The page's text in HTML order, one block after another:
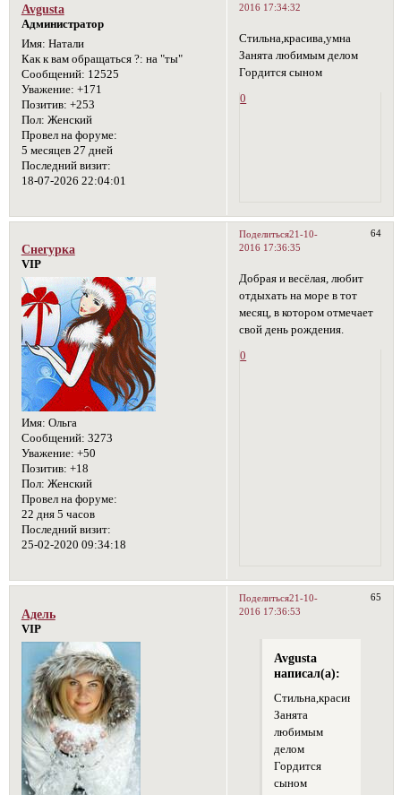
2016 17:34:32
Avgusta
Администратор
Имя: Натали
Как к вам обращаться ?: на "ты"
Сообщений: 12525
Уважение: +171
Позитив: +253
Пол: Женский
Провел на форуме:
5 месяцев 27 дней
Последний визит:
18-07-2026 22:04:01
Стильна,красива,умна
Занята любимым делом
Гордится сыном
0
Поделиться 64
21-10-
2016 17:36:35
Снегурка
VIP
Имя: Ольга
Сообщений: 3273
Уважение: +50
Позитив: +18
Пол: Женский
Провел на форуме:
22 дня 5 часов
Последний визит:
25-02-2020 09:34:18
Добрая и весёлая, любит
отдыхать на море в тот
месяц, в котором отмечает
свой день рождения.
0
Поделиться 65
21-10-
2016 17:36:53
Адель
VIP
Avgusta
написал(а):
Стильна,красива,умна
Занята
любимым
делом
Гордится
сыном